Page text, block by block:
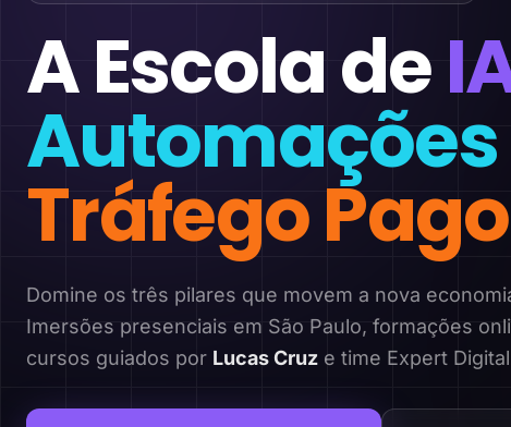
A Escola de
Automações
Tráfego Pago
Domine os três pilares que movem a nova
Imersões presenciais em São Paulo, formações
cursos guiados por Lucas Cruz e time Expert